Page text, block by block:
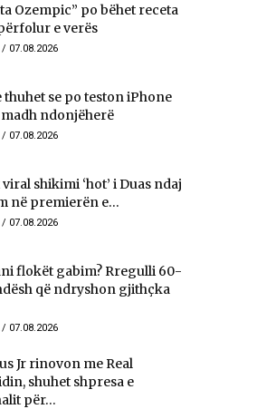
Ozempic” po bëhet receta
e verës
/ 07.08.2026
thuhet se po teston iPhone
madh ndonjëherë
/ 07.08.2026
shikimi ‘hot’ i Duas ndaj
në premierën e...
/ 07.08.2026
flokët gabim? Rregulli 60-
që ndryshon gjithçka
/ 07.08.2026
Jr rinovon me Real
shuhet shpresa e
për...